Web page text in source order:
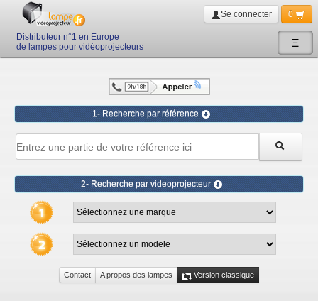
Ξ
Distributeur n°1 en Europe
de lampes pour vidéoprojecteurs
Se connecter 0
1- Recherche par référence
2- Recherche par videoprojecteur
Contact A propos des lampes Version classique